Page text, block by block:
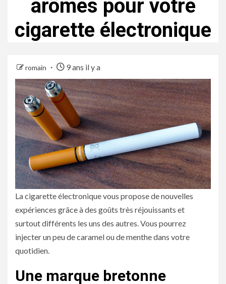
arômes pour votre
cigarette électronique
romain 9 ans il y a
La cigarette électronique vous propose de nouvelles
expériences grâce à des goûts très réjouissants et
surtout différents les uns des autres. Vous pourrez
injecter un peu de caramel ou de menthe dans votre
quotidien.
Une marque bretonne